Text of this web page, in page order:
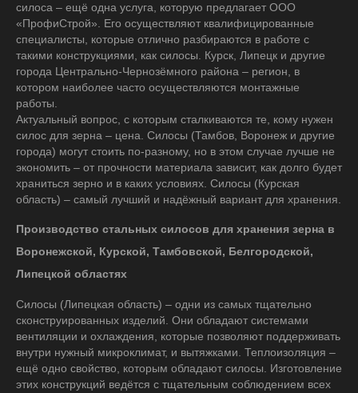
силоса – ещё одна услуга, которую предлагает ООО
«ПрофиСтрой». Его осуществляют квалифицированные
специалисты, которые отлично разбираются в работе с
такими конструкциями, как силосы. Курск, Липецк и другие
города Центрально-Чернозёмного района – регион, в
котором наиболее часто осуществляются монтажные
работы.
Актуальный вопрос, с которым сталкиваются те, кому нужен
силос для зерна – цена. Силосы (Тамбов, Воронеж и другие
города) могут стоить по-разному, но в этом случае лучше не
экономить – от прочности материала зависит, как долго будет
храниться зерно и в каких условиях. Силосы (Курская
область) – самый лучший и надёжный вариант для хранения.
Производство стальных силосов для хранения зерна в
Воронежской, Курской, Тамбовской, Белгородской,
Липецкой областях
Силосы (Липецкая область) – одни из самых тщательно
сконструированных изделий. Они обладают системами
вентиляции и охлаждения, которые позволяют поддерживать
внутри нужный микроклимат, и вытяжками. Теплоизоляция –
ещё одно свойство, которым обладают силосы. Изготовление
этих конструкций ведётся с тщательным соблюдением всех